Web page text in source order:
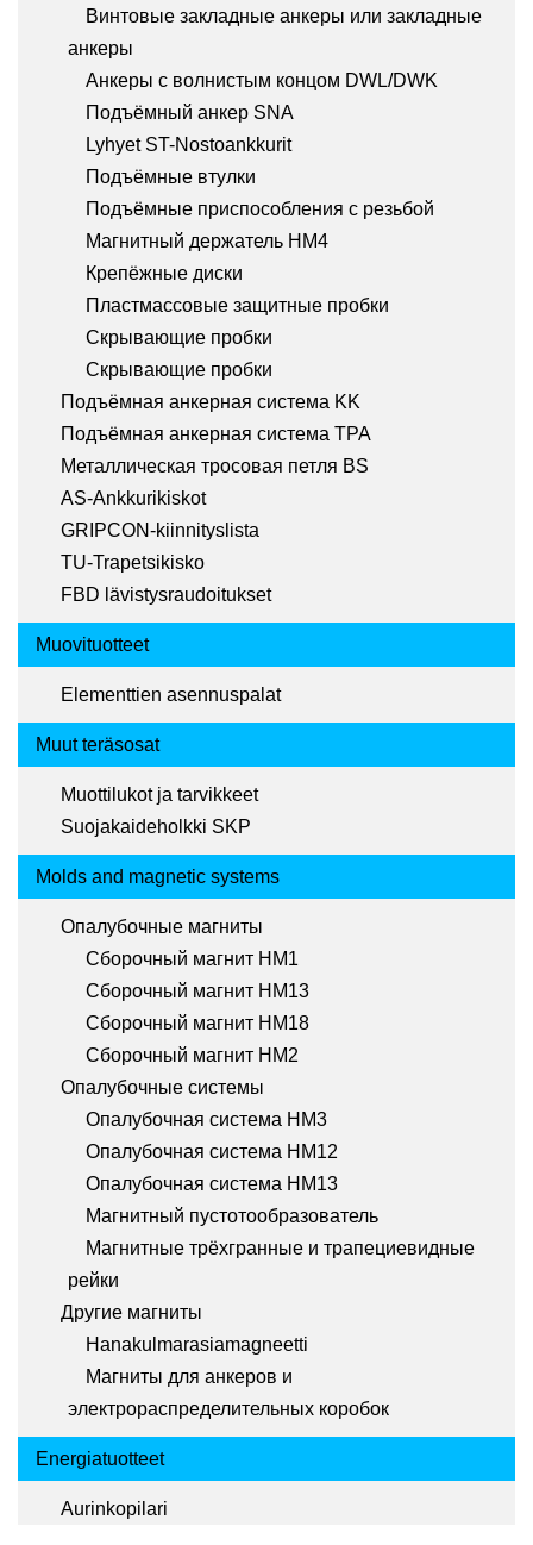
Винтовые закладные анкеры или закладные
анкеры
Анкеры с волнистым концом DWL/DWK
Подъёмный анкер SNA
Lyhyet ST-Nostoankkurit
Подъёмные втулки
Подъёмные приспособления с резьбой
Магнитный держатель HM4
Крепёжные диски
Пластмассовые защитные пробки
Скрывающие пробки
Скрывающие пробки
Подъёмная анкерная система KK
Подъёмная анкерная система TPA
Металлическая тросовая петля BS
AS-Ankkurikiskot
GRIPCON-kiinnityslista
TU-Trapetsikisko
FBD lävistysraudoitukset
Muovituotteet
Elementtien asennuspalat
Muut teräsosat
Muottilukot ja tarvikkeet
Suojakaideholkki SKP
Molds and magnetic systems
Опалубочные магниты
Сборочный магнит HM1
Сборочный магнит HM13
Сборочный магнит HM18
Сборочный магнит HM2
Опалубочные системы
Опалубочная система HM3
Опалубочная система HM12
Опалубочная система HM13
Магнитный пустотообразователь
Магнитные трёхгранные и трапециевидные
рейки
Другие магниты
Hanakulmarasiamagneetti
Магниты для анкеров и
электрораспределительных коробок
Energiatuotteet
Aurinkopilari